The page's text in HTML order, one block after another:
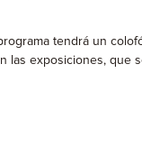
tendrá un
las exposiciones,